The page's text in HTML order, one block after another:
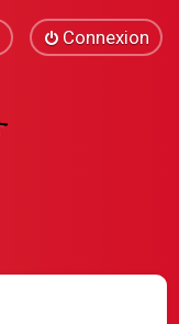
Connexion